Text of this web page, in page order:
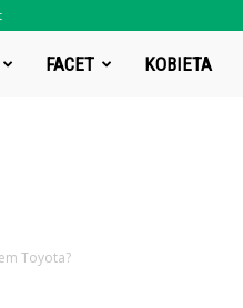
FACET KOBIETA
Toyota?